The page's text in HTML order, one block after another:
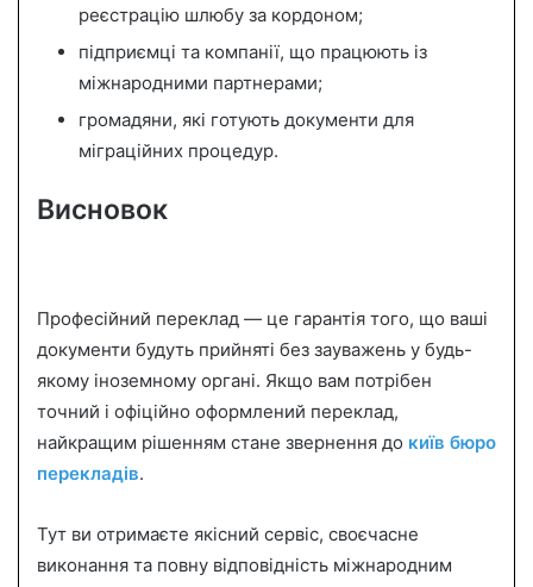
реєстрацію шлюбу за кордоном;
підприємці та компанії, що працюють із
міжнародними партнерами;
громадяни, які готують документи для
міграційних процедур.
Висновок
Професійний переклад — це гарантія того, що ваші
документи будуть прийняті без зауважень у будь-
якому іноземному органі. Якщо вам потрібен
точний і офіційно оформлений переклад,
найкращим рішенням стане звернення до київ бюро
перекладів.
Тут ви отримаєте якісний сервіс, своєчасне
виконання та повну відповідність міжнародним